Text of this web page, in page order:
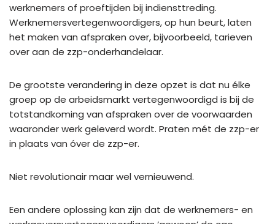
werknemers of proeftijden bij indiensttreding.
Werknemersvertegenwoordigers, op hun beurt, laten
het maken van afspraken over, bijvoorbeeld, tarieven
over aan de zzp-onderhandelaar.
De grootste verandering in deze opzet is dat nu élke
groep op de arbeidsmarkt vertegenwoordigd is bij de
totstandkoming van afspraken over de voorwaarden
waaronder werk geleverd wordt. Praten mét de zzp-er
in plaats van óver de zzp-er.
Niet revolutionair maar wel vernieuwend.
Een andere oplossing kan zijn dat de werknemers- en